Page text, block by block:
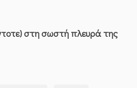
στη σωστή πλευρά της